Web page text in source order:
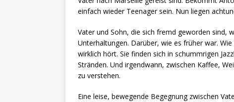
einfach wieder Teenager sein. Nun liegen
Vater und Sohn, die sich fremd geworden sind,
Unterhaltungen. Darüber, wie es früher war.
wirklich hört. Sie finden sich in schummrigen
Stränden. Und irgendwann, zwischen Kaffee,
zu verstehen.
Eine leise, bewegende Begegnung zwischen